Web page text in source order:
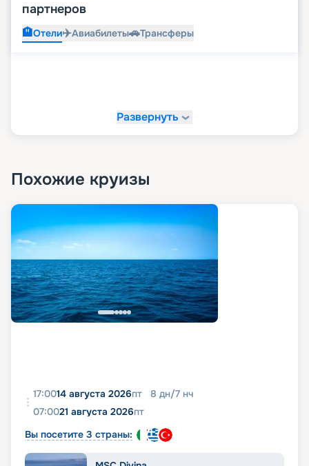
партнеров
🏨Отели✈️Авиабилеты🚗Трансферы
Развернуть
Похожие круизы
17:0014 августа 2026пт 8 дн/7 нч
07:0021 августа 2026пт
Вы посетите 3 страны: